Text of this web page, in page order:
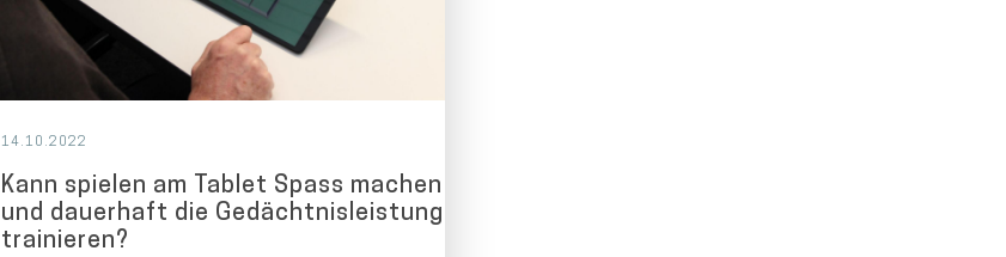
14.10.2022
Kann spielen am Tablet Spass machen
und dauerhaft die Gedächtnisleistung
trainieren?